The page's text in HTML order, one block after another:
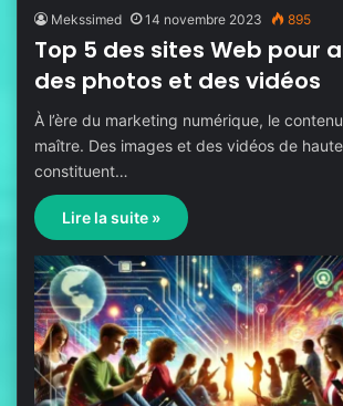
Mekssimed 14 novembre 2023 895
Top 5 des sites Web pour
des photos et des vidéos
À l’ère du marketing numérique, le
maître. Des images et des vidéos de
constituent…
Lire la suite »